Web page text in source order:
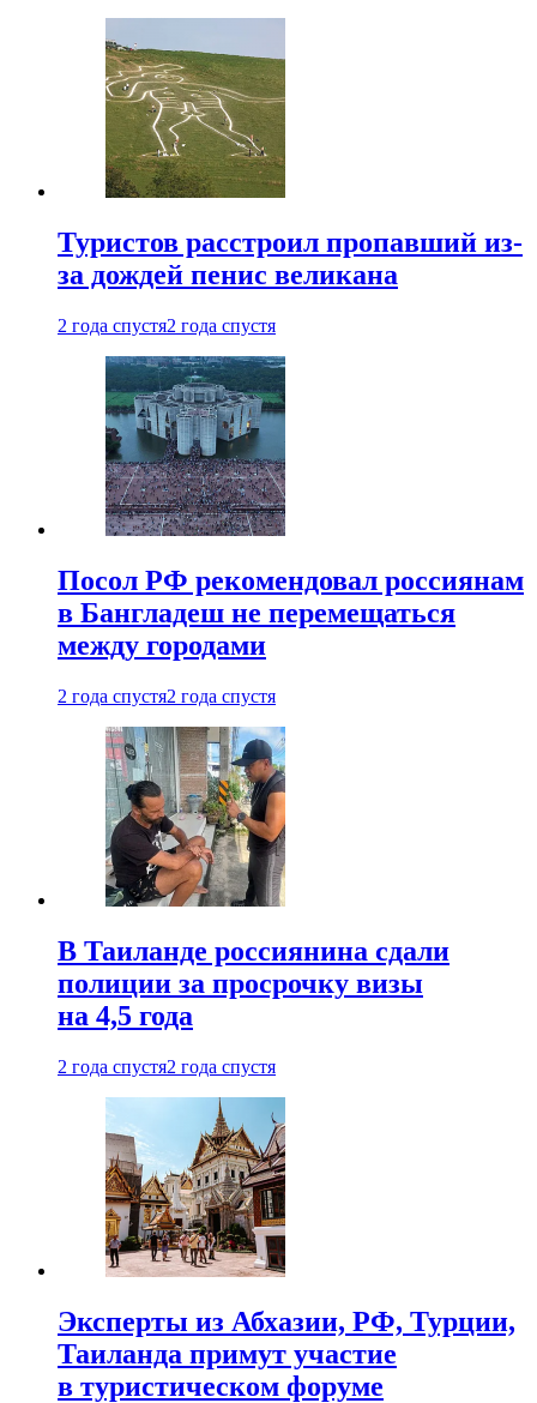
Туристов расстроил пропавший из-
за дождей пенис великана
2 года спустя2 года спустя
Посол РФ рекомендовал россиянам
в Бангладеш не перемещаться
между городами
2 года спустя2 года спустя
В Таиланде россиянина сдали
полиции за просрочку визы
на 4,5 года
2 года спустя2 года спустя
Эксперты из Абхазии, РФ, Турции,
Таиланда примут участие
в туристическом форуме